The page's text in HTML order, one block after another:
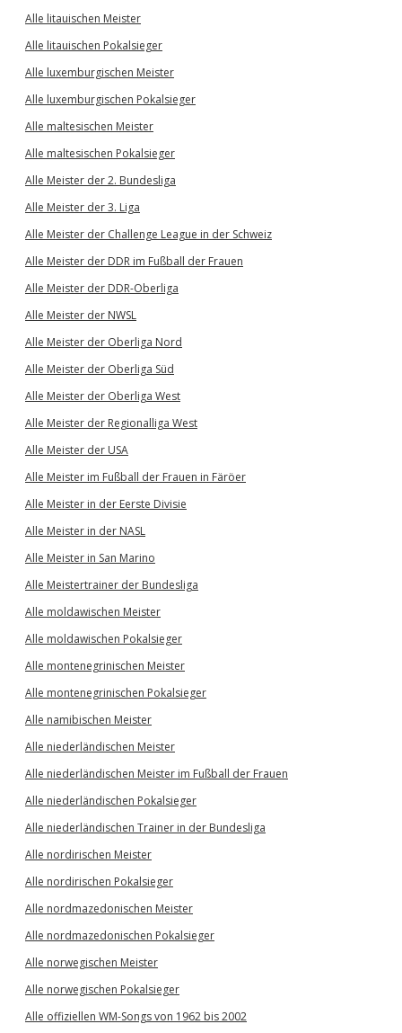
Alle litauischen Meister
Alle litauischen Pokalsieger
Alle luxemburgischen Meister
Alle luxemburgischen Pokalsieger
Alle maltesischen Meister
Alle maltesischen Pokalsieger
Alle Meister der 2. Bundesliga
Alle Meister der 3. Liga
Alle Meister der Challenge League in der Schweiz
Alle Meister der DDR im Fußball der Frauen
Alle Meister der DDR-Oberliga
Alle Meister der NWSL
Alle Meister der Oberliga Nord
Alle Meister der Oberliga Süd
Alle Meister der Oberliga West
Alle Meister der Regionalliga West
Alle Meister der USA
Alle Meister im Fußball der Frauen in Färöer
Alle Meister in der Eerste Divisie
Alle Meister in der NASL
Alle Meister in San Marino
Alle Meistertrainer der Bundesliga
Alle moldawischen Meister
Alle moldawischen Pokalsieger
Alle montenegrinischen Meister
Alle montenegrinischen Pokalsieger
Alle namibischen Meister
Alle niederländischen Meister
Alle niederländischen Meister im Fußball der Frauen
Alle niederländischen Pokalsieger
Alle niederländischen Trainer in der Bundesliga
Alle nordirischen Meister
Alle nordirischen Pokalsieger
Alle nordmazedonischen Meister
Alle nordmazedonischen Pokalsieger
Alle norwegischen Meister
Alle norwegischen Pokalsieger
Alle offiziellen WM-Songs von 1962 bis 2002